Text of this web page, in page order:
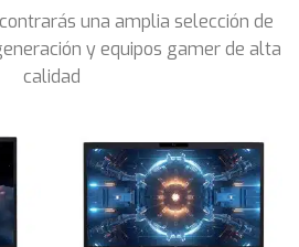
una amplia selección de
y equipos gamer de alta
calidad